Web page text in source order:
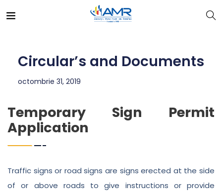
Circular’s and Documents
octombrie 31, 2019
Temporary Sign Permit
Application
Traffic signs or road signs are signs erected at the side
of or above roads to give instructions or provide